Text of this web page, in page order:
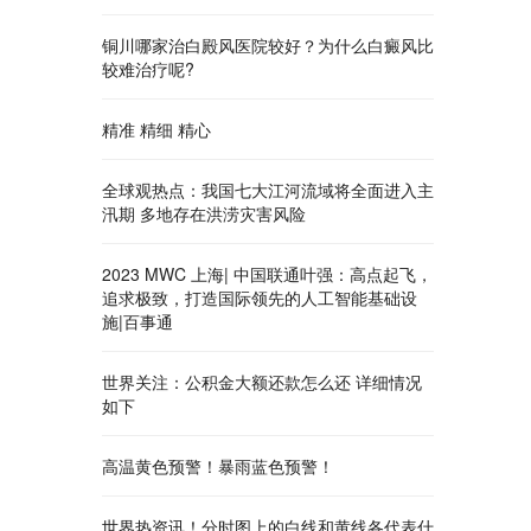
铜川哪家治白殿风医院较好？为什么白癜风比
较难治疗呢?
精准 精细 精心
全球观热点：我国七大江河流域将全面进入主
汛期 多地存在洪涝灾害风险
2023 MWC 上海| 中国联通叶强：高点起飞，
追求极致，打造国际领先的人工智能基础设
施|百事通
世界关注：公积金大额还款怎么还 详细情况
如下
高温黄色预警！暴雨蓝色预警！
世界热资讯！分时图上的白线和黄线各代表什